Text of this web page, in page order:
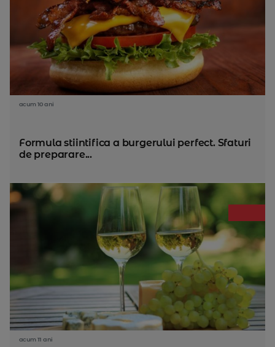
acum 10 ani
Formula stiintifica a burgerului perfect. Sfaturi
de preparare...
acum 11 ani